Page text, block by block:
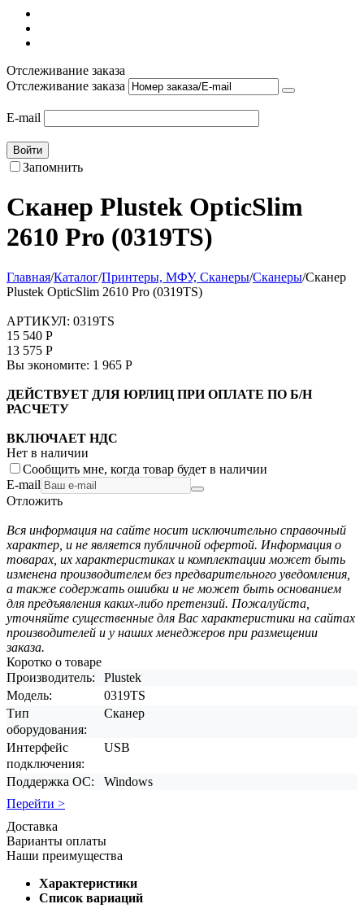
Отслеживание заказа
Отслеживание заказа
E-mail
Войти
Запомнить
Сканер Plustek OpticSlim
2610 Pro (0319TS)
Главная/Каталог/Принтеры, МФУ, Сканеры/Сканеры/Сканер
Plustek OpticSlim 2610 Pro (0319TS)
АРТИКУЛ: 0319TS
15 540 Р
13 575 Р
Вы экономите: 1 965 Р
ДЕЙСТВУЕТ ДЛЯ ЮРЛИЦ ПРИ ОПЛАТЕ ПО Б/Н
РАСЧЕТУ
ВКЛЮЧАЕТ НДС
Нет в наличии
Сообщить мне, когда товар будет в наличии
E-mail
Отложить
Вся информация на сайте носит исключительно справочный
характер, и не является публичной офертой. Информация о
товарах, их характеристиках и комплектации может быть
изменена производителем без предварительного уведомления,
а также содержать ошибки и не может быть основанием
для предъявления каких-либо претензий. Пожалуйста,
уточняйте существенные для Вас характеристики на сайтах
производителей и у наших менеджеров при размещении
заказа.
Коротко о товаре
Производитель:
Plustek
Модель:
0319TS
Тип
оборудования:
Сканер
Интерфейс
подключения:
USB
Поддержка ОС:
Windows
Перейти >
Доставка
Варианты оплаты
Наши преимущества
Характеристики
Список вариаций